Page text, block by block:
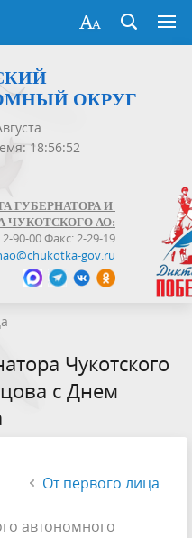
ОКРУГ
18:56:52
ГУБЕРНАТОРА И
ЧУКОТСКОГО АО:
2-90-00 Факс: 2-29-19
gov.ru
Чукотского
с Днем
От первого лица
автономного